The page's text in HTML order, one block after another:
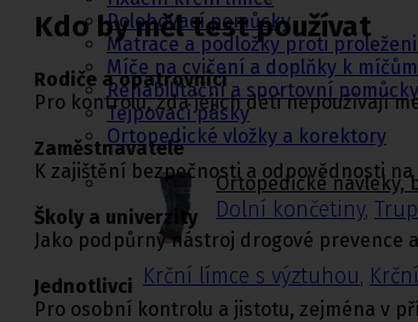
Polohovací pomůcky
Matrace a podložky proti
Míče na cvičení a doplňky k míčům
Rehabilitační a sportovní pomůcky
Tejpovací pásky
Ortopedické vložky a korektory
Ortopedické návleky,
Dolní končetiny, Trup
Krční límce s výztuhou,
Kdo by měl test používat
Rodiče a opatrovníci
Pro kontrolu, zda jejich děti nepoužívají
Zaměstnavatelé
K zajištění bezpečnosti a odpovědnosti
Školy a univerzity
Jako podpůrný nástroj drogové prevence
Jednotlivci
Pro osobní kontrolu a jistotu, zejména v